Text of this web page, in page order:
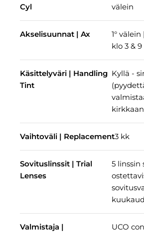
Cyl
välein
Akselisuunnat | Ax
1°
klo 3 & 9
Käsittelyväri | Handling
Tint
Kyllä -
Vaihtoväli | Replacement3 kk
Sovituslinssit | Trial
Lenses
5 linssin
Valmistaja |
UCO